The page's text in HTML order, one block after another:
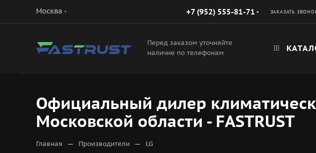
Москва +7 (952) 555-81-71 ЗАКАЗАТЬ
Перед заказом уточняйте
наличие по телефонам
Официальный дилер
Московской области - FASTRUST
Главная — Производители — LG